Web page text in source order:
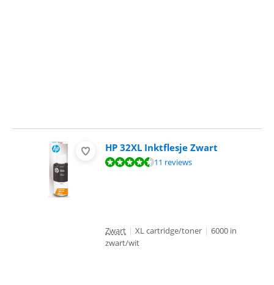
HP 32XL Inktflesje Zwart
Beoordeling is 9,2 van de 10, gebaseerd op 11 reviews.
11 reviews
Zwart | XL cartridge/toner | 6000 in
zwart/wit